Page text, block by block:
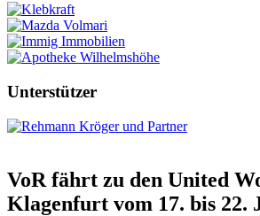
Unterstützer
VoR fährt zu den United
Klagenfurt vom 17. bis 22.